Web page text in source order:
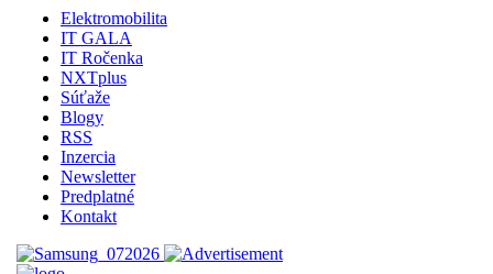
Elektromobilita
IT GALA
IT Ročenka
NXTplus
Súťaže
Blogy
RSS
Inzercia
Newsletter
Predplatné
Kontakt